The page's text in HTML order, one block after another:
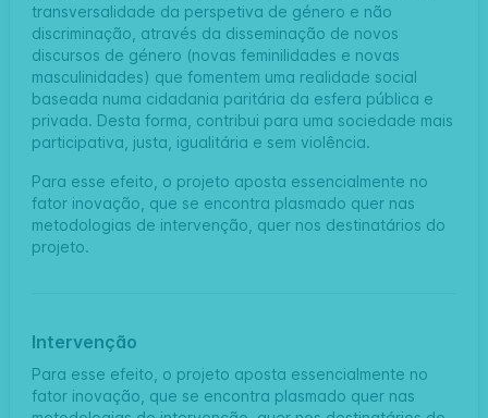
transversalidade da perspetiva de género e não
discriminação, através da disseminação de novos
discursos de género (novas feminilidades e novas
masculinidades) que fomentem uma realidade social
baseada numa cidadania paritária da esfera pública e
privada. Desta forma, contribui para uma sociedade mais
participativa, justa, igualitária e sem violência.
Para esse efeito, o projeto aposta essencialmente no
fator inovação, que se encontra plasmado quer nas
metodologias de intervenção, quer nos destinatários do
projeto.
Intervenção
Para esse efeito, o projeto aposta essencialmente no
fator inovação, que se encontra plasmado quer nas